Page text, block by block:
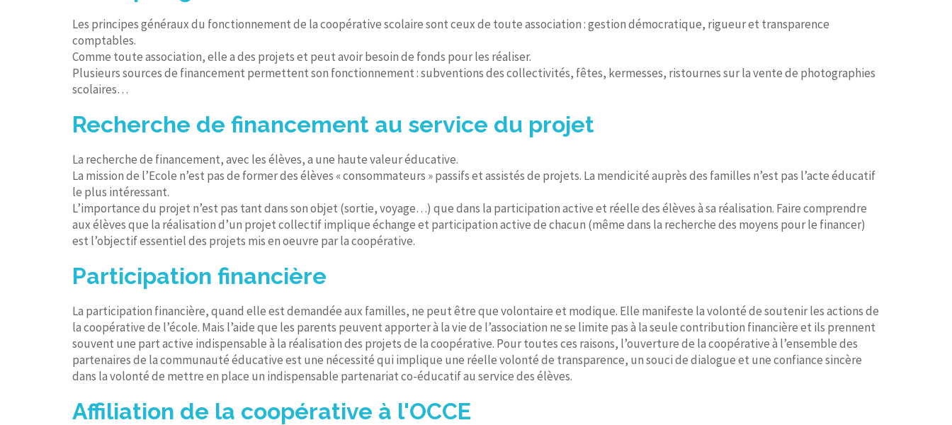
Les principes généraux du fonctionnement de la coopérative scolaire sont ceux de toute association : gestion démocratique, rigueur et transparence
comptables.
Comme toute association, elle a des projets et peut avoir besoin de fonds pour les réaliser.
Plusieurs sources de financement permettent son fonctionnement : subventions des collectivités, fêtes, kermesses, ristournes sur la vente de photographies
scolaires…
Recherche de financement au service du projet
La recherche de financement, avec les élèves, a une haute valeur éducative.
La mission de l’Ecole n’est pas de former des élèves « consommateurs » passifs et assistés de projets. La mendicité auprès des familles n’est pas l’acte éducatif
le plus intéressant.
L’importance du projet n’est pas tant dans son objet (sortie, voyage…) que dans la participation active et réelle des élèves à sa réalisation. Faire comprendre
aux élèves que la réalisation d’un projet collectif implique échange et participation active de chacun (même dans la recherche des moyens pour le financer)
est l’objectif essentiel des projets mis en oeuvre par la coopérative.
Participation financière
La participation financière, quand elle est demandée aux familles, ne peut être que volontaire et modique. Elle manifeste la volonté de soutenir les actions de
la coopérative de l’école. Mais l’aide que les parents peuvent apporter à la vie de l’association ne se limite pas à la seule contribution financière et ils prennent
souvent une part active indispensable à la réalisation des projets de la coopérative. Pour toutes ces raisons, l’ouverture de la coopérative à l’ensemble des
partenaires de la communauté éducative est une nécessité qui implique une réelle volonté de transparence, un souci de dialogue et une confiance sincère
dans la volonté de mettre en place un indispensable partenariat co-éducatif au service des élèves.
Affiliation de la coopérative à l'OCCE